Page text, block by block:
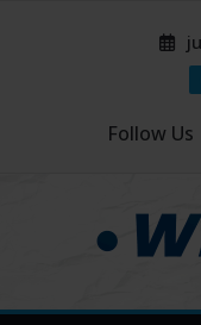
Follow Us